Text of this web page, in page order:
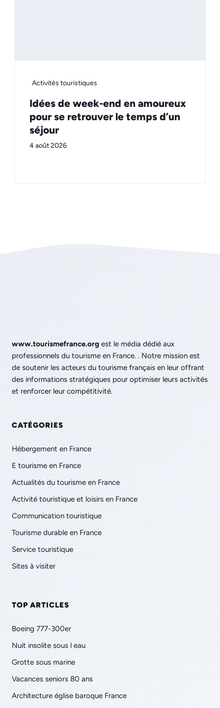
Activités touristiques
Idées de week-end en amoureux
pour se retrouver le temps d’un
séjour
4 août 2026
www.tourismefrance.org est le média dédié aux
professionnels du tourisme en France. . Notre mission est
de soutenir les acteurs du tourisme français en leur offrant
des informations stratégiques pour optimiser leurs activités
et renforcer leur compétitivité.
CATÉGORIES
Hébergement en France
E tourisme en France
Actualités du tourisme en France
Activité touristique et loisirs en France
Communication touristique
Tourisme durable en France
Service touristique
Sites à visiter
TOP ARTICLES
Boeing 777-300er
Nuit insolite sous l eau
Grotte sous marine
Vacances seniors 80 ans
Architecture église baroque France